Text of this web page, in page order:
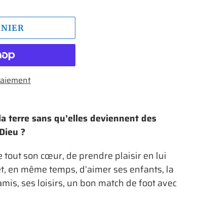
terre sans qu’elles deviennent des
?
tout son cœur, de prendre plaisir en lui
en même temps, d’aimer ses enfants, la
ses loisirs, un bon match de foot avec